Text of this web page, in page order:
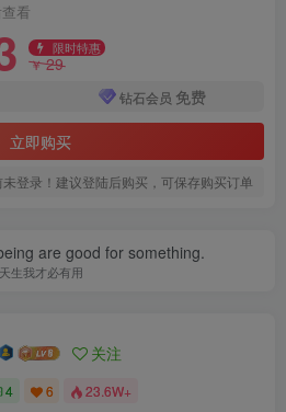
看
限时特惠
￥29
钻石会员 免费
立即购买
登录！建议登陆后购买，可保存购买订单
are good for something.
天生我才必有用
关注
4 6 23.6W+